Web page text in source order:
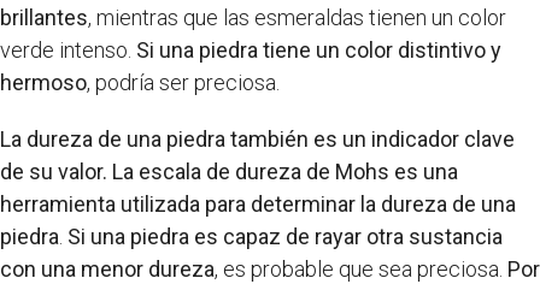
brillantes, mientras que las esmeraldas tienen un color
verde intenso. Si una piedra tiene un color distintivo y
hermoso, podría ser preciosa.
La dureza de una piedra también es un indicador clave
de su valor. La escala de dureza de Mohs es una
herramienta utilizada para determinar la dureza de una
piedra Si una piedra es capaz de rayar otra sustancia
con una menor dureza, es probable que sea preciosa. Por